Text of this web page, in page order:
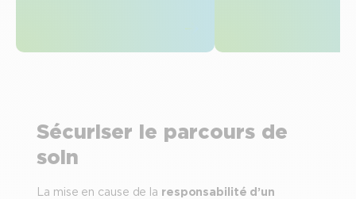
Sécuriser le parcours de
soin
La mise en cause de la responsabilité d’un